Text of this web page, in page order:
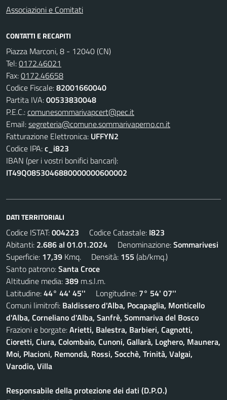
Associazioni e Comitati
CONTATTI E RECAPITI
Piazza Marconi, 8 - 12040 (CN)
Tel:0172.46021
Fax:0172.46658
Codice Fiscale:82001660040
Partita IVA:00533830048
P.E.C.:comunesommarivapcert@pec.it
Email:segreteria@comune.sommarivaperno.cn.it
Fatturazione Elettronica: UFFYN2
Codice IPA:c_i823
IBAN (per i vostri bonifici bancari):
IT49Q0853046880000000600002
DATI TERRITORIALI
Codice ISTAT:004223 Codice Catastale: I823
Abitanti: 2.686 al 01.01.2024 Denominazione:Sommarivesi
Superficie: 17,39 Kmq. Densità: 155 (ab/kmq.)
Santo patrono:Santa Croce
Altitudine media: 389 m.s.l.m.
Latitudine:44° 44' 45'' Longitudine: 7° 54' 07''
Comuni limitrofi: Baldissero d'Alba, Pocapaglia, Monticello
d'Alba, Corneliano d'Alba, Sanfrè, Sommariva del Bosco
Frazioni e borgate:Arietti, Balestra, Barbieri, Cagnotti,
Cioretti, Ciura, Colombaio, Cunoni, Gallarà, Loghero, Maunera,
Moi, Placioni, Remondà, Rossi, Socchè, Trinità, Valgai,
Varodio, Villa
Responsabile della protezione dei dati (D.P.O.)